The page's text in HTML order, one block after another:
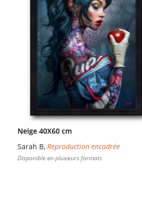
Neige 40X60 cm
Sarah B,Reproduction encadrée
Disponible en plusieurs formats